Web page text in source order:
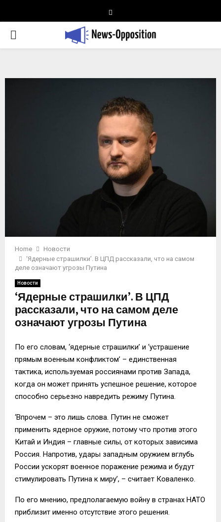
PRIMARY
Home
Новости
‘Ядерные страшилки’. В ЦПД рассказали, что на самом
деле означают угрозы Путина
Новости
‘Ядерные страшилки’. В ЦПД
рассказали, что на самом деле
означают угрозы Путина
По его словам, ‘ядерные страшилки’ и ‘устрашение
прямым военным конфликтом’ – единственная
тактика, используемая россиянами против Запада,
когда он может принять успешное решение, которое
способно серьезно навредить режиму Путина.
‘Впрочем – это лишь слова. Путин не сможет
применить ядерное оружие, потому что против этого
Китай и Индия – главные силы, от которых зависима
Россия. Напротив, удары западным оружием вглубь
России ускорят военное поражение режима и будут
стимулировать Путина к миру’, – считает Коваленко.
По его мнению, предполагаемую войну в странах НАТО
приблизит именно отсутствие этого решения.